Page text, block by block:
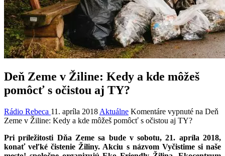
Deň Zeme v Žiline: Kedy a kde môžeš
pomôcť s očistou aj TY?
Rádio Rebeca 11. apríla 2018 Aktuálne Komentáre vypnuté na Deň
Zeme v Žiline: Kedy a kde môžeš pomôcť s očistou aj TY?
Pri príležitosti Dňa Zeme sa bude v sobotu, 21. apríla 2018,
konať veľké čistenie Žiliny. Akciu s názvom Vyčistime si naše